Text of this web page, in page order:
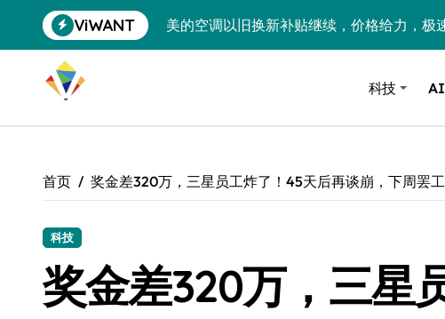
到
ViWANT
美的空调以旧换新补贴继续，价格给力，极
黄金瞬间冲破4200，白银狂飙3.5%！三大
特斯拉中国卖第五，丰田一季净赚两个比
Xbox七月大崩盘：裁员3200、卖工作室、
谷歌DeepMind创始人辞去CEO，但继续“垂
全球最小U盘，容量却碾压iPhone 17顶配？
科技
首页 奖金差320万，三星员工炸了！45天后再谈崩，下周罢工
科技
奖金差320万，三星